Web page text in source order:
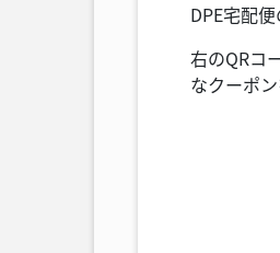
DPE宅配
右のQRコ
なクーポ